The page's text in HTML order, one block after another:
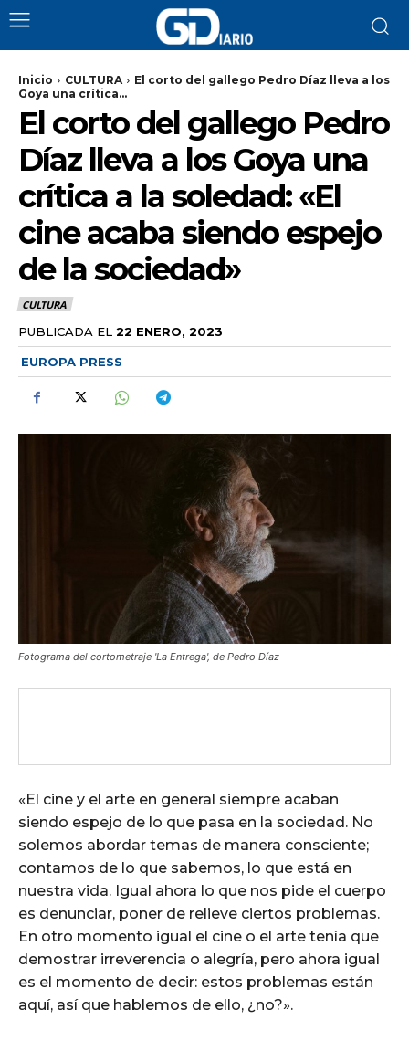
Inicio CULTURA
El corto del gallego Pedro Díaz lleva a los
Goya una crítica...
El corto del gallego Pedro
Díaz lleva a los Goya una
crítica a la soledad: «El
cine acaba siendo espejo
de la sociedad»
CULTURA
PUBLICADA EL 22 ENERO, 2023
EUROPA PRESS
Fotograma del cortometraje 'La Entrega', de Pedro Díaz
«El cine y el arte en general siempre acaban
siendo espejo de lo que pasa en la sociedad. No
solemos abordar temas de manera consciente;
contamos de lo que sabemos, lo que está en
nuestra vida. Igual ahora lo que nos pide el cuerpo
es denunciar, poner de relieve ciertos problemas.
En otro momento igual el cine o el arte tenía que
demostrar irreverencia o alegría, pero ahora igual
es el momento de decir: estos problemas están
aquí, así que hablemos de ello, ¿no?».